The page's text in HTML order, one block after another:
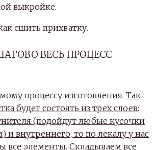
выкройке.
сшить прихватку.
ВЕСЬ ПРОЦЕСС
процессу изготовления. Так
будет состоять из трех слоев:
(подойдут любые кусочки
внутреннего, то по лекалу у нас
все элементы. Складываем все